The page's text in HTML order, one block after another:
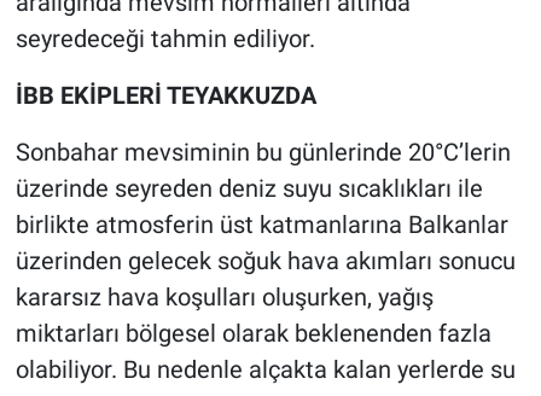
seyredeceği tahmin ediliyor.
İBB EKİPLERİ TEYAKKUZDA
Sonbahar mevsiminin bu günlerinde 20°C’lerin
üzerinde seyreden deniz suyu sıcaklıkları ile
birlikte atmosferin üst katmanlarına Balkanlar
üzerinden gelecek soğuk hava akımları sonucu
kararsız hava koşulları oluşurken, yağış
miktarları bölgesel olarak beklenenden fazla
olabiliyor. Bu nedenle alçakta kalan yerlerde su